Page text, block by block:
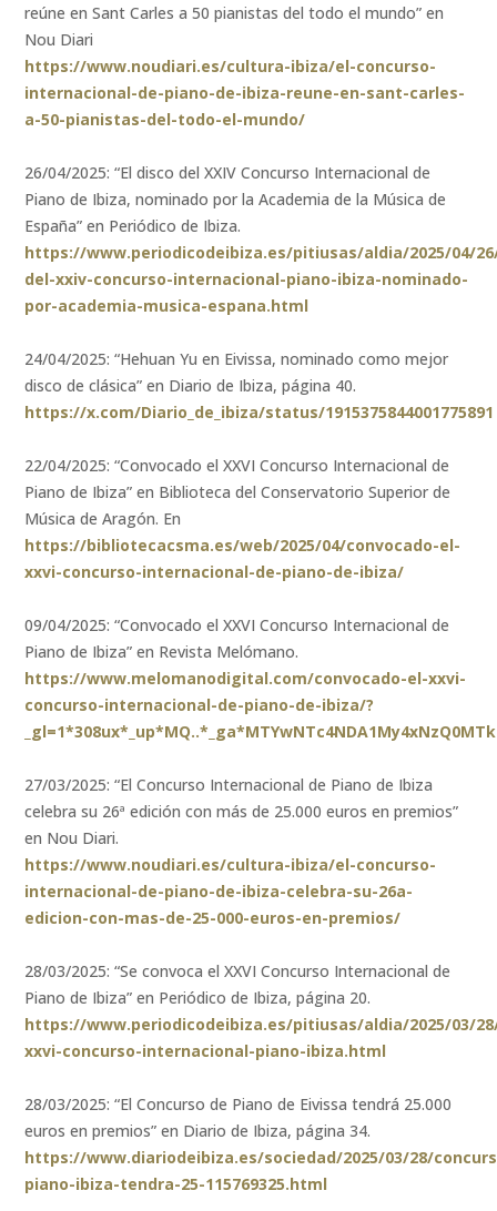
reúne en Sant Carles a 50 pianistas del todo el mundo” en
Nou Diari
https://www.noudiari.es/cultura-ibiza/el-concurso-
internacional-de-piano-de-ibiza-reune-en-sant-carles-
a-50-pianistas-del-todo-el-mundo/
26/04/2025: “El disco del XXIV Concurso Internacional de
Piano de Ibiza, nominado por la Academia de la Música de
España” en Periódico de Ibiza.
https://www.periodicodeibiza.es/pitiusas/aldia/2025/04/
del-xxiv-concurso-internacional-piano-ibiza-nominado-
por-academia-musica-espana.html
24/04/2025: “Hehuan Yu en Eivissa, nominado como mejor
disco de clásica” en Diario de Ibiza, página 40.
https://x.com/Diario_de_ibiza/status/1915375844001775891
22/04/2025: “Convocado el XXVI Concurso Internacional de
Piano de Ibiza” en Biblioteca del Conservatorio Superior de
Música de Aragón. En
https://bibliotecacsma.es/web/2025/04/convocado-el-
xxvi-concurso-internacional-de-piano-de-ibiza/
09/04/2025: “Convocado el XXVI Concurso Internacional de
Piano de Ibiza” en Revista Melómano.
https://www.melomanodigital.com/convocado-el-xxvi-
concurso-internacional-de-piano-de-ibiza/?
27/03/2025: “El Concurso Internacional de Piano de Ibiza
celebra su 26ª edición con más de 25.000 euros en premios”
en Nou Diari.
https://www.noudiari.es/cultura-ibiza/el-concurso-
internacional-de-piano-de-ibiza-celebra-su-26a-
edicion-con-mas-de-25-000-euros-en-premios/
28/03/2025: “Se convoca el XXVI Concurso Internacional de
Piano de Ibiza” en Periódico de Ibiza, página 20.
https://www.periodicodeibiza.es/pitiusas/aldia/2025/03/
xxvi-concurso-internacional-piano-ibiza.html
28/03/2025: “El Concurso de Piano de Eivissa tendrá 25.000
euros en premios” en Diario de Ibiza, página 34.
https://www.diariodeibiza.es/sociedad/2025/03/28/
piano-ibiza-tendra-25-115769325.html